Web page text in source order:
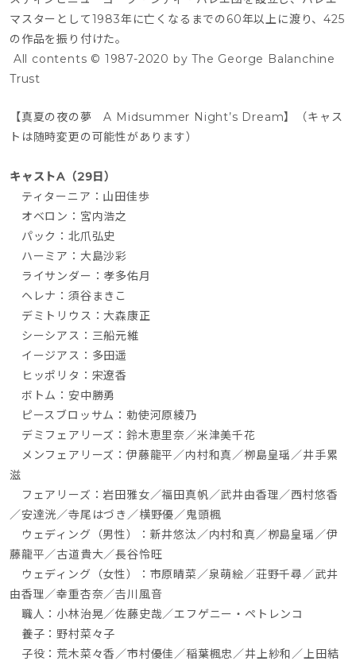
マスターとして1983年に亡くなるまでの60年以上に渡り、425
の作品を振り付けた。
All contents © 1987-2020 by The George Balanchine
Trust
【真夏の夜の夢　A Midsummer Night’s Dream】（キャス
トは随時変更の可能性があります）
キャストA（29日）
ティターニア：山田佳歩
オベロン：宮内浩之
パック：北爪弘史
ハーミア：大島沙彩
ライサンダー：孝多佑月
ヘレナ：須谷まきこ
デミトリウス：大森康正
シーシアス：三船元維
イージアス：多田遥
ヒッポリタ：宋遼香
ボトム：安中勝勇
ピースブロッサム：勅使河原綾乃
デミフェアリーズ：鈴木恵里奈／米津美千花
メンフェアリーズ：伊藤龍平／内村和真／栁島皇瑶／井手累
滋
フェアリーズ：岩田雅女／福田真帆／武井由香理／西村悠香
／安達洸／寺尾はづき／横野優／鬼頭楓
ウェディング（男性）：新井悠汰／内村和真／栁島皇瑶／伊
藤龍平／古道貴大／長谷怜旺
ウェディング（女性）：市原晴菜／泉萌絵／荘野千尋／武井
由香理／幸重杏奈／𠮷川風音
職人：小林治晃／佐藤史哉／エフゲニー・ペトレンコ
養子：野村菜々子
子役：荒木菜々香／市村優佳／稲葉楓忠／井上紗和／上田結